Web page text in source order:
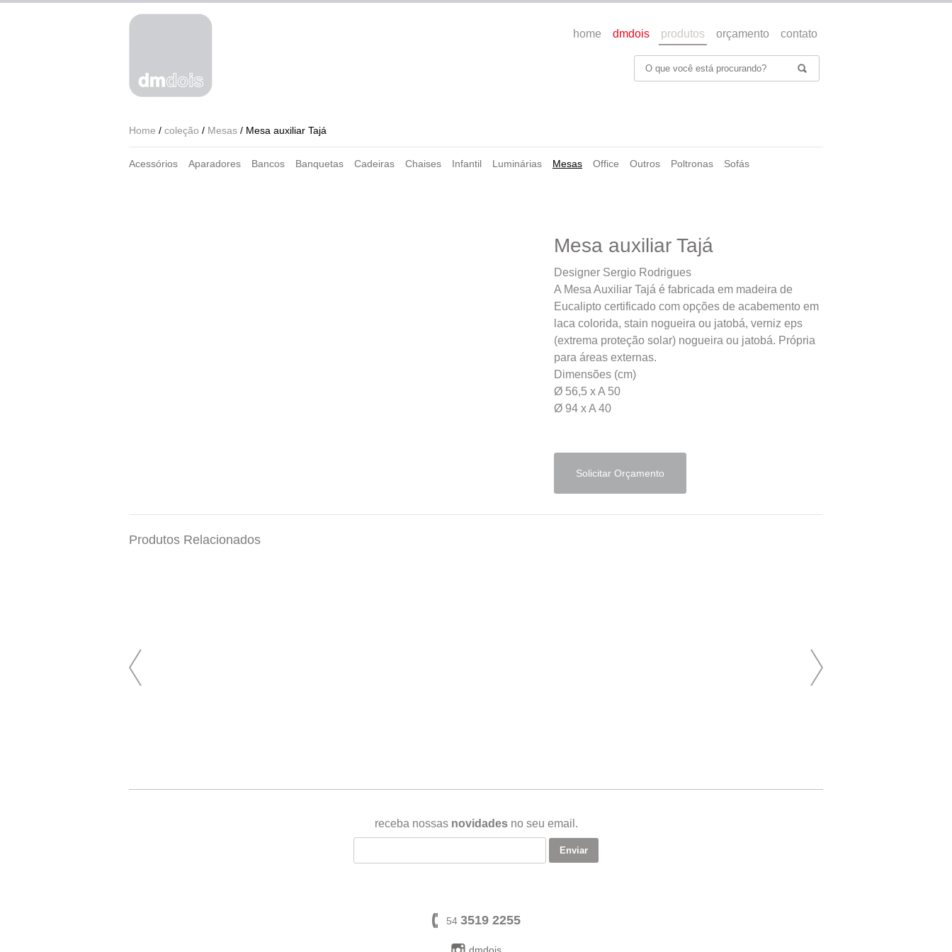
home dmdois produtos orçamento contato
Home / coleção / Mesas / Mesa auxiliar Tajá
Acessórios Aparadores Bancos Banquetas Cadeiras Chaises Infantil Luminárias Mesas Office Outros Poltronas Sofás
Mesa auxiliar Tajá
Designer Sergio Rodrigues
A Mesa Auxiliar Tajá é fabricada em madeira de
Eucalipto certificado com opções de acabemento em
laca colorida, stain nogueira ou jatobá, verniz eps
(extrema proteção solar) nogueira ou jatobá. Própria
para áreas externas.
Dimensões (cm)
Ø 56,5 x A 50
Ø 94 x A 40
Solicitar Orçamento
Produtos Relacionados
receba nossas novidadesno seu email.
54 3519 2255
dmdois